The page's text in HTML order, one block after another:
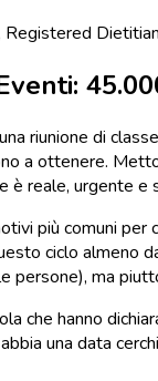
Registered
riunione di
a ottenere.
è reale, urgente e
più comuni per
ciclo almeno
persone), ma
che hanno
una data